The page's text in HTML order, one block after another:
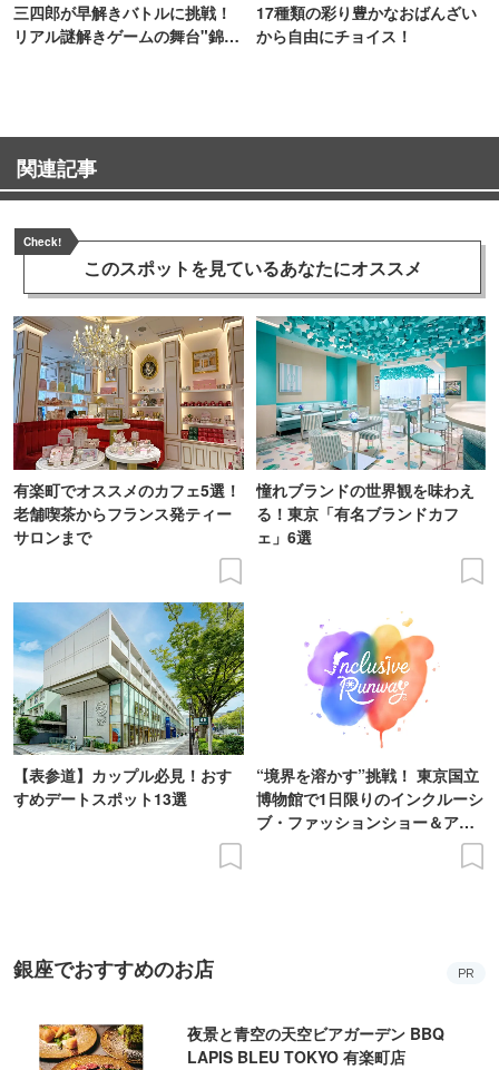
三四郎が早解きバトルに挑戦！
リアル謎解きゲームの舞台"錦糸
17種類の彩り豊かなおばんざい
から自由にチョイス！
関連記事
Check!
このスポットを見ているあなたにオススメ
有楽町でオススメのカフェ5選！
老舗喫茶からフランス発ティー
サロンまで
憧れブランドの世界観を味わえ
る！東京「有名ブランドカフ
ェ」6選
【表参道】カップル必見！おす
すめデートスポット13選
“境界を溶かす”挑戦！ 東京国立
博物館で1日限りのインクルーシ
ブ・ファッションショー＆アー
銀座でおすすめのお店 PR
夜景と青空の天空ビアガーデン BBQ
LAPIS BLEU TOKYO 有楽町店